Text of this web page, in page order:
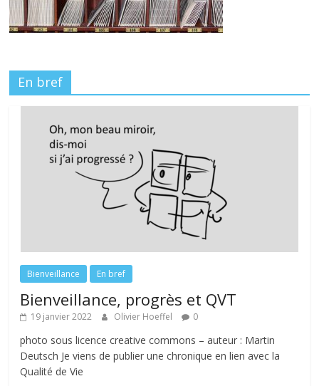
En bref
Bienveillance En bref
Bienveillance, progrès et QVT
19 janvier 2022 Olivier Hoeffel 0
photo sous licence creative commons – auteur : Martin
Deutsch Je viens de publier une chronique en lien avec la
Qualité de Vie